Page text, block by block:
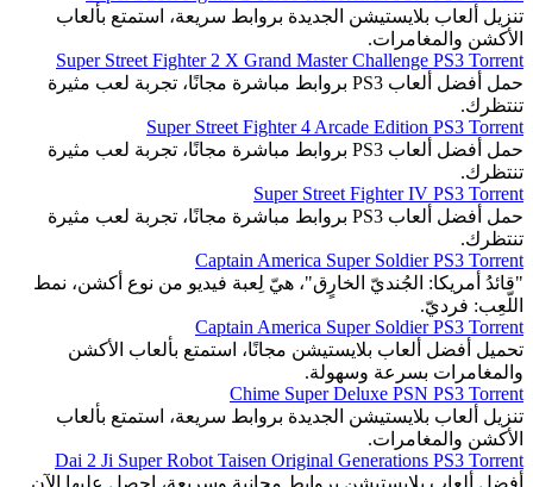
تنزيل ألعاب بلايستيشن الجديدة بروابط سريعة، استمتع بألعاب
الأكشن والمغامرات.
Super Street Fighter 2 X Grand Master Challenge PS3 Torrent
حمل أفضل ألعاب PS3 بروابط مباشرة مجانًا، تجربة لعب مثيرة
تنتظرك.
Super Street Fighter 4 Arcade Edition PS3 Torrent
حمل أفضل ألعاب PS3 بروابط مباشرة مجانًا، تجربة لعب مثيرة
تنتظرك.
Super Street Fighter IV PS3 Torrent
حمل أفضل ألعاب PS3 بروابط مباشرة مجانًا، تجربة لعب مثيرة
تنتظرك.
Captain America Super Soldier PS3 Torrent
"قائدُ أمريكا: الجُنديّ الخارٍق"، هيّ لِعبة فيديو من نوع أكشن، نمط
اللّعِب: فرديّ.
Captain America Super Soldier PS3 Torrent
تحميل أفضل ألعاب بلايستيشن مجانًا، استمتع بألعاب الأكشن
والمغامرات بسرعة وسهولة.
Chime Super Deluxe PSN PS3 Torrent
تنزيل ألعاب بلايستيشن الجديدة بروابط سريعة، استمتع بألعاب
الأكشن والمغامرات.
Dai 2 Ji Super Robot Taisen Original Generations PS3 Torrent
أفضل ألعاب بلايستيشن بروابط مجانية وسريعة، احصل عليها الآن